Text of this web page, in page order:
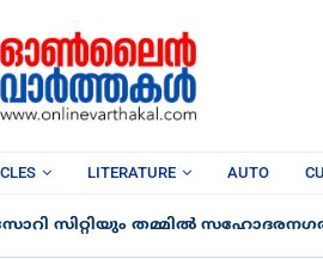
LITERATURE AUTO
സിറ്റിയും തമ്മിൽ